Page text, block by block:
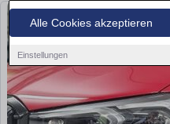
Alle Cookies akzeptieren
Einstellungen